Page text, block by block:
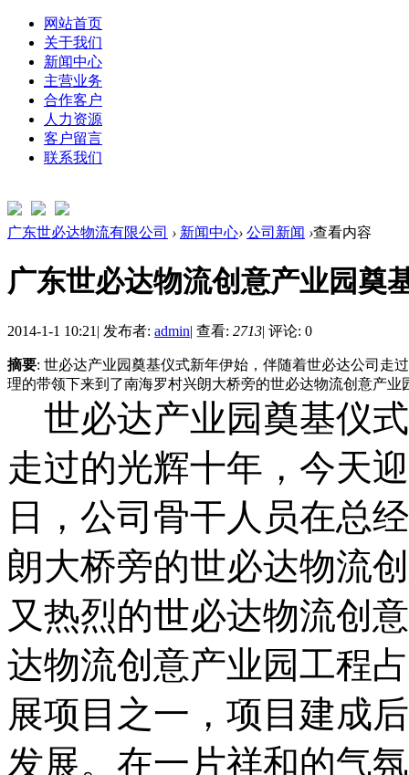
网站首页
关于我们
新闻中心
主营业务
合作客户
人力资源
客户留言
联系我们
广东世必达物流有限公司 › 新闻中心› 公司新闻 ›查看内容
广东世必达物流创意产业园奠
2014-1-1 10:21 | 发布者: admin| 查看: 2713| 评论: 0
摘要: 世必达产业园奠基仪式新年伊始，伴随着世必达公司走
理的带领下来到了南海罗村兴朗大桥旁的世必达物流创意产业
世必达产业园奠基仪
走过的光辉十年，今天
日，公司骨干人员在总
朗大桥旁的世必达物流
又热烈的世必达物流创
达物流创意产业园工程
展项目之一，项目建成
发展。在一片祥和的气